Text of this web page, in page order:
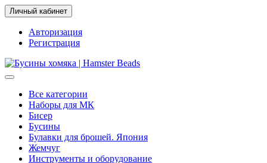
Личный кабинет
Авторизация
Регистрация
Все категории
Наборы для МК
Бисер
Бусины
Булавки для брошей. Япония
Жемчуг
Инструменты и оборудование